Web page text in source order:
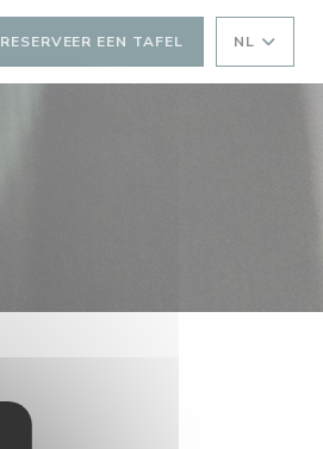
RESERVEER EEN TAFEL NL